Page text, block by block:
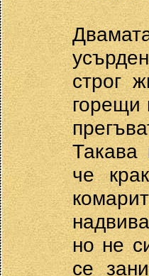
строг
горещи
Такава
че
но не
се